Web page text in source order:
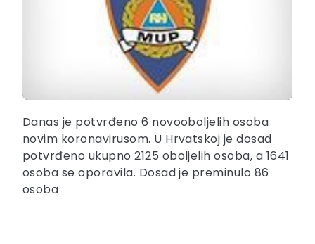
Danas je potvrđeno 6 novooboljelih osoba
novim koronavirusom. U Hrvatskoj je dosad
potvrđeno ukupno 2125 oboljelih osoba, a 1641
osoba se oporavila. Dosad je preminulo 86
osoba